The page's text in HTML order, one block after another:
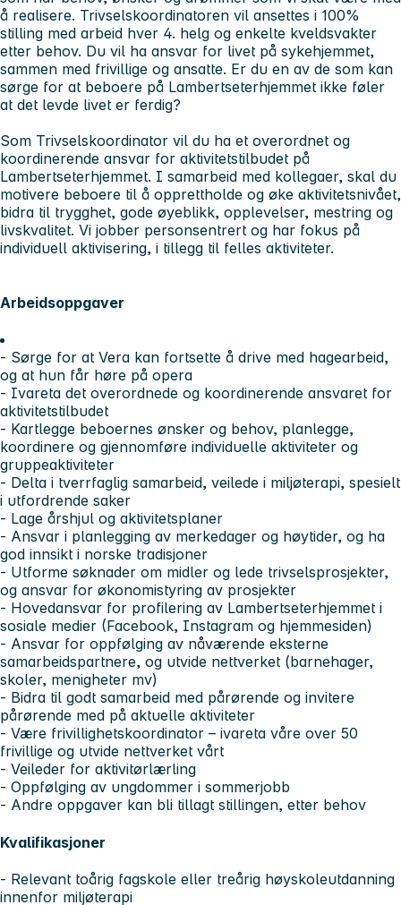
å realisere. Trivselskoordinatoren vil ansettes i 100%
stilling med arbeid hver 4. helg og enkelte kveldsvakter
etter behov. Du vil ha ansvar for livet på sykehjemmet,
sammen med frivillige og ansatte. Er du en av de som kan
sørge for at beboere på Lambertseterhjemmet ikke føler
at det levde livet er ferdig?
Som Trivselskoordinator vil du ha et overordnet og
koordinerende ansvar for aktivitetstilbudet på
Lambertseterhjemmet. I samarbeid med kollegaer, skal du
motivere beboere til å opprettholde og øke aktivitetsnivået,
bidra til trygghet, gode øyeblikk, opplevelser, mestring og
livskvalitet. Vi jobber personsentrert og har fokus på
individuell aktivisering, i tillegg til felles aktiviteter.
Arbeidsoppgaver
- Sørge for at Vera kan fortsette å drive med hagearbeid,
og at hun får høre på opera
- Ivareta det overordnede og koordinerende ansvaret for
aktivitetstilbudet
- Kartlegge beboernes ønsker og behov, planlegge,
koordinere og gjennomføre individuelle aktiviteter og
gruppeaktiviteter
- Delta i tverrfaglig samarbeid, veilede i miljøterapi, spesielt
i utfordrende saker
- Lage årshjul og aktivitetsplaner
- Ansvar i planlegging av merkedager og høytider, og ha
god innsikt i norske tradisjoner
- Utforme søknader om midler og lede trivselsprosjekter,
og ansvar for økonomistyring av prosjekter
- Hovedansvar for profilering av Lambertseterhjemmet i
sosiale medier (Facebook, Instagram og hjemmesiden)
- Ansvar for oppfølging av nåværende eksterne
samarbeidspartnere, og utvide nettverket (barnehager,
skoler, menigheter mv)
- Bidra til godt samarbeid med pårørende og invitere
pårørende med på aktuelle aktiviteter
- Være frivillighetskoordinator – ivareta våre over 50
frivillige og utvide nettverket vårt
- Veileder for aktivitørlærling
- Oppfølging av ungdommer i sommerjobb
- Andre oppgaver kan bli tillagt stillingen, etter behov
Kvalifikasjoner
- Relevant toårig fagskole eller treårig høyskoleutdanning
innenfor miljøterapi